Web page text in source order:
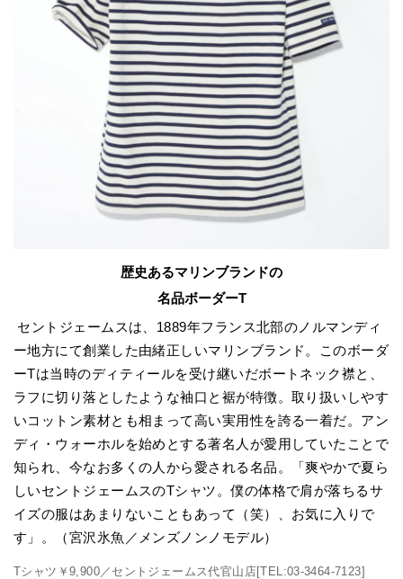
歴史あるマリンブランドの
名品ボーダーT
セントジェームスは、1889年フランス北部のノルマンディ
ー地方にて創業した由緒正しいマリンブランド。このボーダ
ーTは当時のディティールを受け継いだボートネック襟と、
ラフに切り落としたような袖口と裾が特徴。取り扱いしやす
いコットン素材とも相まって高い実用性を誇る一着だ。アン
ディ・ウォーホルを始めとする著名人が愛用していたことで
知られ、今なお多くの人から愛される名品。「爽やかで夏ら
しいセントジェームスのTシャツ。僕の体格で肩が落ちるサ
イズの服はあまりないこともあって（笑）、お気に入りで
す」。（宮沢氷魚／メンズノンノモデル）
Tシャツ￥9,900／セントジェームス代官山店[TEL:03-3464-7123]